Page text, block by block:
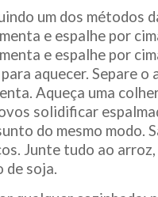
um dos métodos
e espalhe por
e espalhe por
aquecer. Separe o
Aqueça uma
solidificar
do mesmo modo.
Junte tudo ao
de soja.